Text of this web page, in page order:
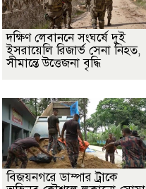
দক্ষিণ লেবাননে সংঘর্ষে দুই
ইসরায়েলি রিজার্ভ সেনা নিহত,
সীমান্তে উত্তেজনা বৃদ্ধি
বিজয়নগরে ডাম্পার ট্রাকে